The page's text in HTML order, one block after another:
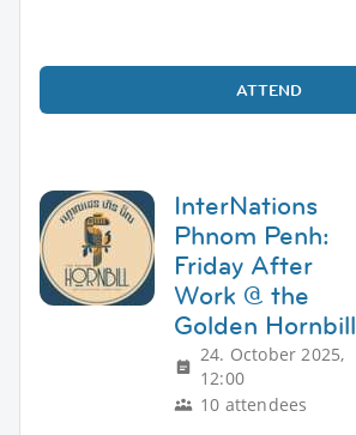
ATTEND
InterNations
Phnom Penh:
Friday After
Work @ the
Golden Hornbill
24. October 2025,
12:00
10 attendees